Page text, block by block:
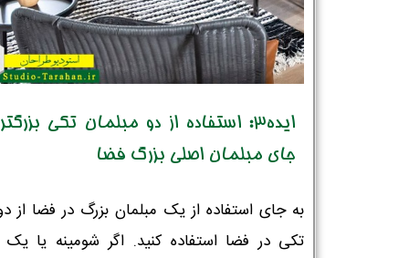
ایده3: استفاده از دو مبلمان تکی
جای مبلمان اصلی بزرگ فضا
به جای استفاده از یک مبلمان بزرگ در فضا از
تکی در فضا استفاده کنید. اگر شومینه یا یک